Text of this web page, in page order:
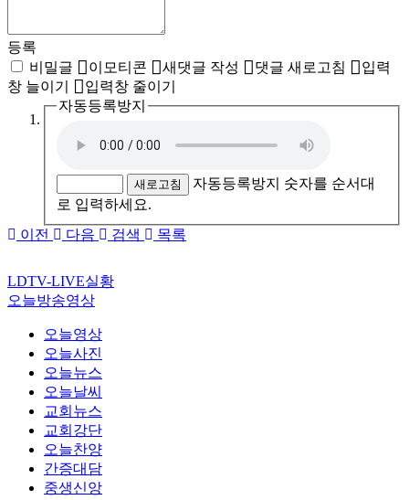
등록
비밀글
이모티콘 새댓글 작성 댓글 새로고침
입력
창 늘이기
입력창 줄이기
자동등록방지
새로고침
자동등록방지 숫자를 순서대
로 입력하세요.
이전
다음 검색 목록
LDTV-LIVE실황
오늘방송영상
오늘영상
오늘사진
오늘뉴스
오늘날씨
교회뉴스
교회강단
오늘찬양
간증대담
중생신앙